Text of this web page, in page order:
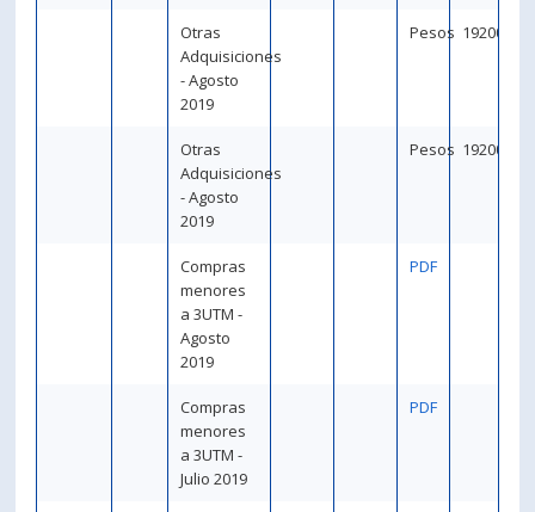
Otras
Adquisiciones
- Agosto
2019
Pesos 192000
Otras
Adquisiciones
- Agosto
2019
Pesos 192000
Compras
menores
a 3UTM -
Agosto
2019
PDF
Compras
menores
a 3UTM -
Julio 2019
PDF